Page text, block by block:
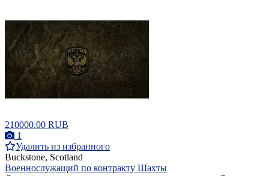
210000.00 RUB
1
Удалить из избранного
Buckstone, Scotland
Военнослужащий по контракту Шахты